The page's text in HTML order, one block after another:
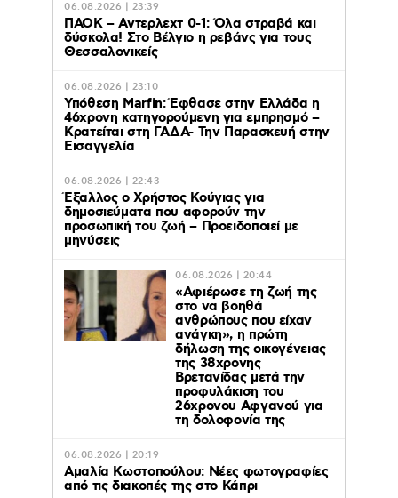
06.08.2026 | 23:39
ΠΑΟΚ – Αντερλεχτ 0-1: Όλα στραβά και
δύσκολα! Στο Βέλγιο η ρεβάνς για τους
Θεσσαλονικείς
06.08.2026 | 23:10
Υπόθεση Marfin: Έφθασε στην Ελλάδα η
46χρονη κατηγορούμενη για εμπρησμό –
Κρατείται στη ΓΑΔΑ- Την Παρασκευή στην
Εισαγγελία
06.08.2026 | 22:43
Έξαλλος ο Χρήστος Κούγιας για
δημοσιεύματα που αφορούν την
προσωπική του ζωή – Προειδοποιεί με
μηνύσεις
06.08.2026 | 20:44
«Αφιέρωσε τη ζωή της
στο να βοηθά
ανθρώπους που είχαν
ανάγκη», η πρώτη
δήλωση της οικογένειας
της 38χρονης
Βρετανίδας μετά την
προφυλάκιση του
26χρονου Αφγανού για
τη δολοφονία της
06.08.2026 | 20:19
Αμαλία Κωστοπούλου: Νέες φωτογραφίες
από τις διακοπές της στο Κάπρι